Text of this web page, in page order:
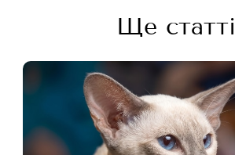
Ще статті